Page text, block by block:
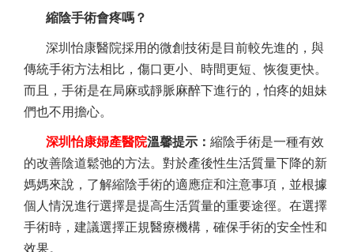
縮陰手術會疼嗎？
深圳怡康醫院採用的微創技術是目前較先進的，與
傳統手術方法相比，傷口更小、時間更短、恢復更快。
而且，手術是在局麻或靜脈麻醉下進行的，怕疼的姐妹
們也不用擔心。
深圳怡康婦產醫院溫馨提示： 縮陰手術是一種有效
的改善陰道鬆弛的方法。對於產後性生活質量下降的新
媽媽來說，了解縮陰手術的適應症和注意事項，並根據
個人情況進行選擇是提高生活質量的重要途徑。在選擇
手術時，建議選擇正規醫療機構，確保手術的安全性和
效果。